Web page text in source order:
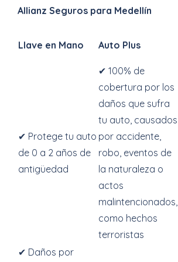
Allianz Seguros para Medellín
Llave en Mano Auto Plus
✔ Protege tu auto
de 0 a 2 años de
antigüedad
✔ 100% de
cobertura por los
daños que sufra
tu auto, causados
por accidente,
robo, eventos de
la naturaleza o
actos
malintencionados,
como hechos
terroristas
✔ Daños por